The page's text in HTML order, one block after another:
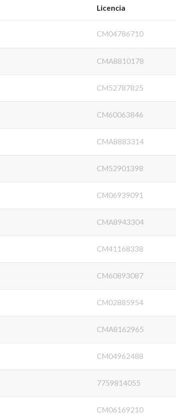
Licencia
CM04786710
CMA8810178
CM52787825
CM60063846
CMA8883314
CM52901398
CM06939091
CMA8943304
CM41168338
CM60893087
CM02885954
CMA8162965
CM04962488
7759814055
CM06169210